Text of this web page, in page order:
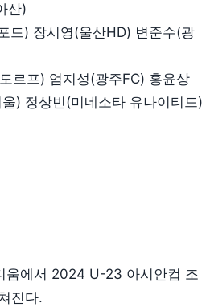
산)
드) 장시영(울산HD) 변준수(광
르프) 엄지성(광주FC) 홍윤상
) 정상빈(미네소타 유나이티드)
움에서 2024 U-23 아시안컵 조
진다.